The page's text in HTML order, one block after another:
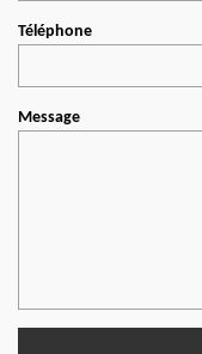
Téléphone
Message